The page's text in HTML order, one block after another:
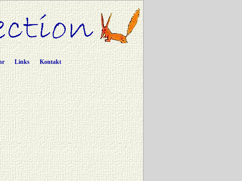
Links Kontakt